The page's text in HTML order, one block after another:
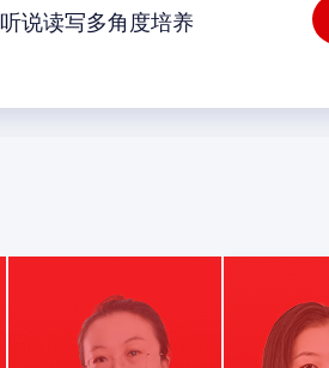
听说读写多角度培养